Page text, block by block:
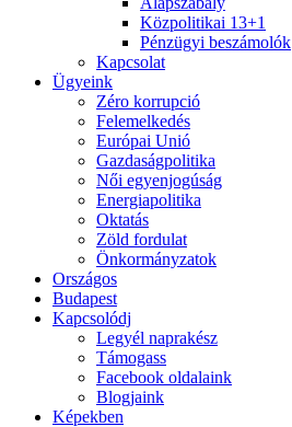
Közpolitikai 13+1
Pénzügyi beszámolók
Kapcsolat
Ügyeink
Zéro korrupció
Felemelkedés
Európai Unió
Gazdaságpolitika
Női egyenjogúság
Energiapolitika
Oktatás
Zöld fordulat
Önkormányzatok
Országos
Budapest
Kapcsolódj
Legyél naprakész
Támogass
Facebook oldalaink
Blogjaink
Képekben